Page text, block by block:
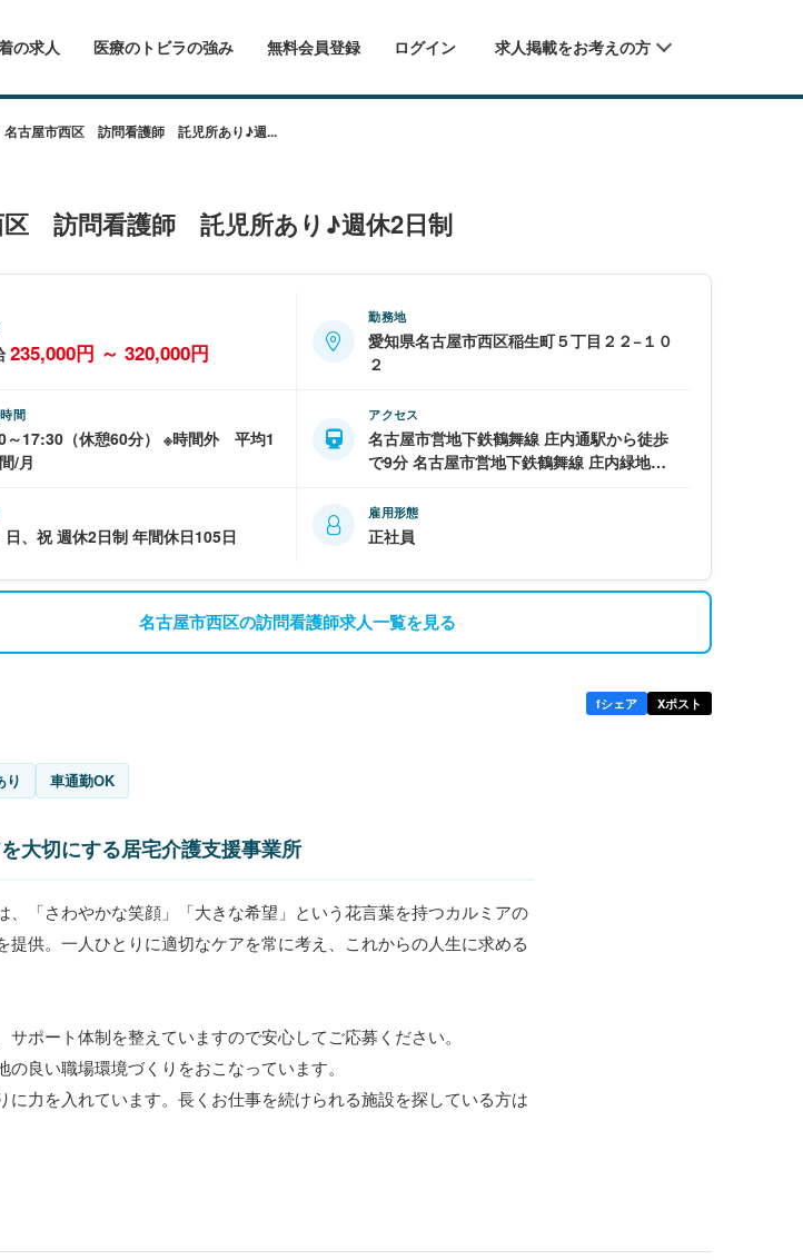
の求人 医療のトビラの強み 無料会員登録 ログイン 求人掲載をお考えの方
名古屋市西区 訪問看護師 託児所あり♪週...
区 訪問看護師 託児所あり♪週休2日制
235,000円 ～ 320,000円
勤務地
愛知県名古屋市西区稲生町５丁目２２−１０
２
間
～17:30（休憩60分） ※時間外 平均1
/月
アクセス
名古屋市営地下鉄鶴舞線 庄内通駅から徒歩
で9分 名古屋市営地下鉄鶴舞線 庄内緑地公
日、祝 週休2日制 年間休日105日
雇用形態
正社員
名古屋市西区の訪問看護師求人一覧を見る
fシェア Xポスト
り 車通勤OK
大切にする居宅介護支援事業所
「さわやかな笑顔」「大きな希望」という花言葉を持つカルミアの
供。一人ひとりに適切なケアを常に考え、これからの人生に求める
ポート体制を整えていますので安心してご応募ください。
良い職場環境づくりをおこなっています。
力を入れています。長くお仕事を続けられる施設を探している方は